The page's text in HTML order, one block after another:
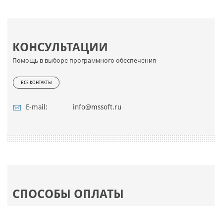
КОНСУЛЬТАЦИИ
Помощь в выборе программного обеспечения
ВСЕ КОНТАКТЫ
E-mail: info@mssoft.ru
СПОСОБЫ ОПЛАТЫ